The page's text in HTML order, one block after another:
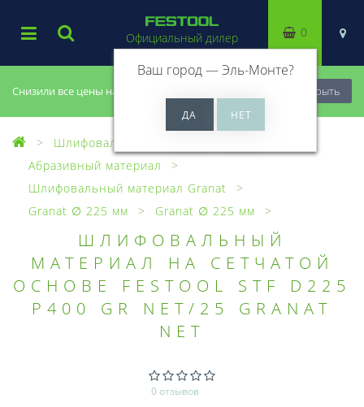
Снизили все цены на 20%, успей купить! Закрыть
Официальный дилер
Ваш город —Эль-Монте?
0
Шлифовальный материал
Абразивный материал
Шлифовальный материал Granat
Granat ∅ 225 мм
Granat ∅ 225 мм
ШЛИФОВАЛЬНЫЙ
МАТЕРИАЛ НА СЕТЧАТОЙ
ОСНОВЕ FESTOOL STF D225
P400 GR NET/25 GRANAT
NET
0 отзывов